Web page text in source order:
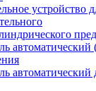
устройство
автоматический
автоматический